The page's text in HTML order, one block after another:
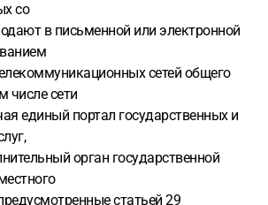
со
в письменной или электронной
сетей общего
числе сети
единый портал государственных и
орган государственной
статьей 29